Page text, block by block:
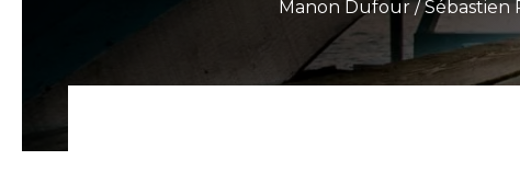
SE FORMER RSE - MARCHÉ PUBLIC
ACHATS PUBLICS – ACHATS RESPONSABLES
Manon Dufour / Sébastien